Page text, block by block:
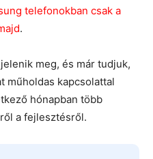
telefonokban csak a
.
meg, és már tudjuk,
műholdas kapcsolattal
hónapban több
a fejlesztésről.